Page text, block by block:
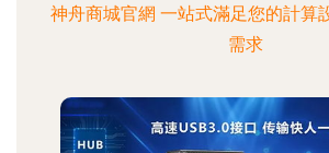
神舟商城官網 一站式滿足您的計算
需求